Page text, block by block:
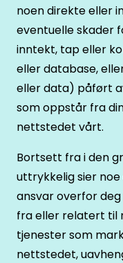
noen direkte eller
eventuelle skader
inntekt, tap eller
eller database,
eller data) påført
som oppstår fra
nettstedet vårt.
Bortsett fra i den
uttrykkelig sier
ansvar overfor
fra eller relatert til
tjenester som
nettstedet,